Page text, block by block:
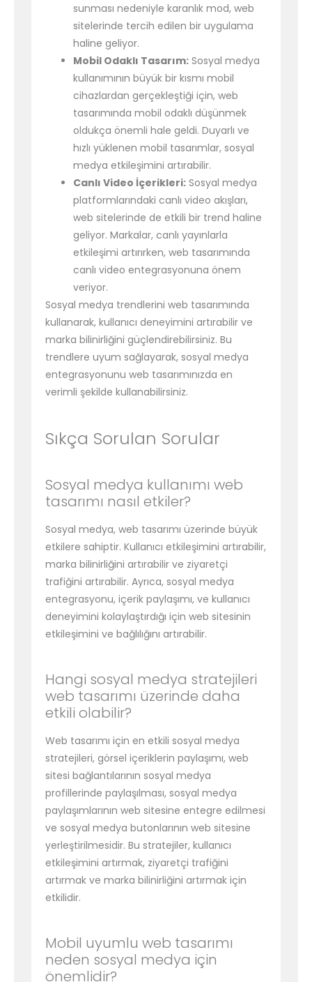
sunması nedeniyle karanlık mod, web
sitelerinde tercih edilen bir uygulama
haline geliyor.
Mobil Odaklı Tasarım: Sosyal medya
kullanımının büyük bir kısmı mobil
cihazlardan gerçekleştiği için, web
tasarımında mobil odaklı düşünmek
oldukça önemli hale geldi. Duyarlı ve
hızlı yüklenen mobil tasarımlar, sosyal
medya etkileşimini artırabilir.
Canlı Video İçerikleri: Sosyal medya
platformlarındaki canlı video akışları,
web sitelerinde de etkili bir trend haline
geliyor. Markalar, canlı yayınlarla
etkileşimi artırırken, web tasarımında
canlı video entegrasyonuna önem
veriyor.
Sosyal medya trendlerini web tasarımında
kullanarak, kullanıcı deneyimini artırabilir ve
marka bilinirliğini güçlendirebilirsiniz. Bu
trendlere uyum sağlayarak, sosyal medya
entegrasyonunu web tasarımınızda en
verimli şekilde kullanabilirsiniz.
Sıkça Sorulan Sorular
Sosyal medya kullanımı web
tasarımı nasıl etkiler?
Sosyal medya, web tasarımı üzerinde büyük
etkilere sahiptir. Kullanıcı etkileşimini artırabilir,
marka bilinirliğini artırabilir ve ziyaretçi
trafiğini artırabilir. Ayrıca, sosyal medya
entegrasyonu, içerik paylaşımı, ve kullanıcı
deneyimini kolaylaştırdığı için web sitesinin
etkileşimini ve bağlılığını artırabilir.
Hangi sosyal medya stratejileri
web tasarımı üzerinde daha
etkili olabilir?
Web tasarımı için en etkili sosyal medya
stratejileri, görsel içeriklerin paylaşımı, web
sitesi bağlantılarının sosyal medya
profillerinde paylaşılması, sosyal medya
paylaşımlarının web sitesine entegre edilmesi
ve sosyal medya butonlarının web sitesine
yerleştirilmesidir. Bu stratejiler, kullanıcı
etkileşimini artırmak, ziyaretçi trafiğini
artırmak ve marka bilinirliğini artırmak için
etkilidir.
Mobil uyumlu web tasarımı
neden sosyal medya için
önemlidir?